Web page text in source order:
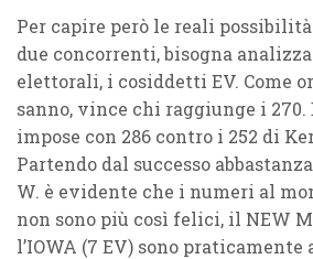
Per capire però le reali
due concorrenti, bisogna
elettorali, i cosiddetti EV. Come
sanno, vince chi raggiunge i 270.
impose con 286 contro i 252 di
Partendo dal successo
W. è evidente che i numeri al
non sono più così felici, il NEW
l’IOWA (7 EV) sono praticamente